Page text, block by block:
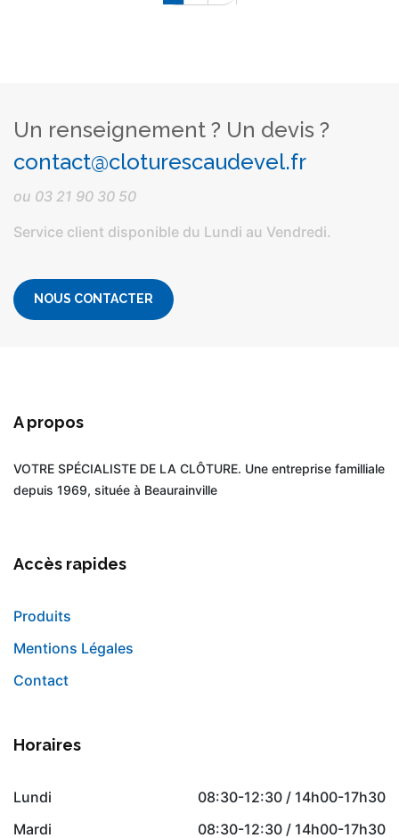
Un renseignement ? Un devis ?
contact@cloturescaudevel.fr
ou 03 21 90 30 50
Service client disponible du Lundi au Vendredi.
NOUS CONTACTER
A propos
VOTRE SPÉCIALISTE DE LA CLÔTURE. Une entreprise familliale
depuis 1969, située à Beaurainville
Accès rapides
Produits
Mentions Légales
Contact
Horaires
Lundi
08:30-12:30 / 14h00-17h30
Mardi
08:30-12:30 / 14h00-17h30